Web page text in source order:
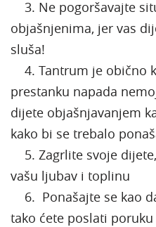
3. Ne pogoršavajte
objašnjenima, jer vas
sluša!
4. Tantrum je obično
prestanku napada
dijete objašnjavanjem
kako bi se trebalo
5. Zagrlite svoje
vašu ljubav i toplinu
6. Ponašajte se kao
tako ćete poslati